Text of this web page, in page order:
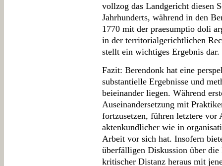
vollzog das Landgericht diesen
Jahrhunderts, während in den
1770 mit der praesumptio doli
in der territorialgerichtlichen
stellt ein wichtiges Ergebnis dar.
Fazit: Berendonk hat eine
substantielle Ergebnisse und
beieinander liegen. Während
Auseinandersetzung mit
fortzusetzen, führen letztere vor
aktenkundlicher wie in
Arbeit vor sich hat. Insofern
überfälligen Diskussion über
kritischer Distanz heraus mit